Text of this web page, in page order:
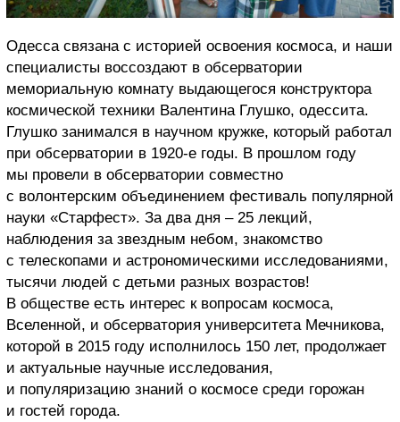
Одесса связана с историей освоения космоса, и наши
специалисты воссоздают в обсерватории
мемориальную комнату выдающегося конструктора
космической техники Валентина Глушко, одессита.
Глушко занимался в научном кружке, который работал
при обсерватории в 1920-е годы. В прошлом году
мы провели в обсерватории совместно
с волонтерским объединением фестиваль популярной
науки «Старфест». За два дня – 25 лекций,
наблюдения за звездным небом, знакомство
с телескопами и астрономическими исследованиями,
тысячи людей с детьми разных возрастов!
В обществе есть интерес к вопросам космоса,
Вселенной, и обсерватория университета Мечникова,
которой в 2015 году исполнилось 150 лет, продолжает
и актуальные научные исследования,
и популяризацию знаний о космосе среди горожан
и гостей города.